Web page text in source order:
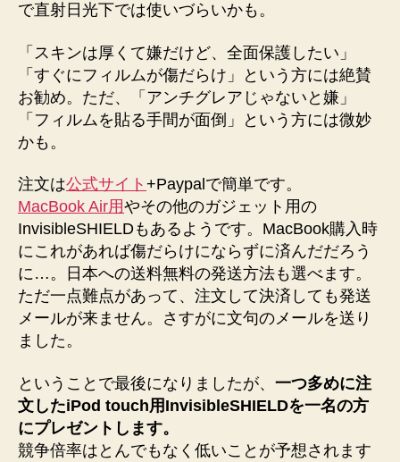
で直射日光下では使いづらいかも。
「スキンは厚くて嫌だけど、全面保護したい」
「すぐにフィルムが傷だらけ」という方には絶賛
お勧め。ただ、「アンチグレアじゃないと嫌」
「フィルムを貼る手間が面倒」という方には微妙
かも。
注文は公式サイト +Paypalで簡単です。
MacBook Air用やその他のガジェット用の
InvisibleSHIELDもあるようです。MacBook購入時
にこれがあれば傷だらけにならずに済んだだろう
に…。日本への送料無料の発送方法も選べます。
ただ一点難点があって、注文して決済しても発送
メールが来ません。さすがに文句のメールを送り
ました。
ということで最後になりましたが、 一つ多めに注
文したiPod touch用InvisibleSHIELDを一名の方
にプレゼントします。
競争倍率はとんでもなく低いことが予想されます